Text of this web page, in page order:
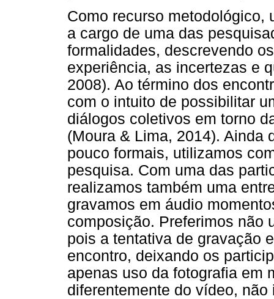
Como recurso metodológico,
a cargo de uma das
formalidades, descrevendo
experiência, as incertezas e
2008). Ao término dos
com o intuito de possibilitar
diálogos coletivos em torno
(Moura & Lima, 2014). Ainda
pouco formais, utilizamos
pesquisa. Com uma das
realizamos também uma
gravamos em áudio
composição. Preferimos não
pois a tentativa de gravação
encontro, deixando os
apenas uso da fotografia em
diferentemente do vídeo,